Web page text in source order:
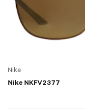
Nike
Nike NKFV2377